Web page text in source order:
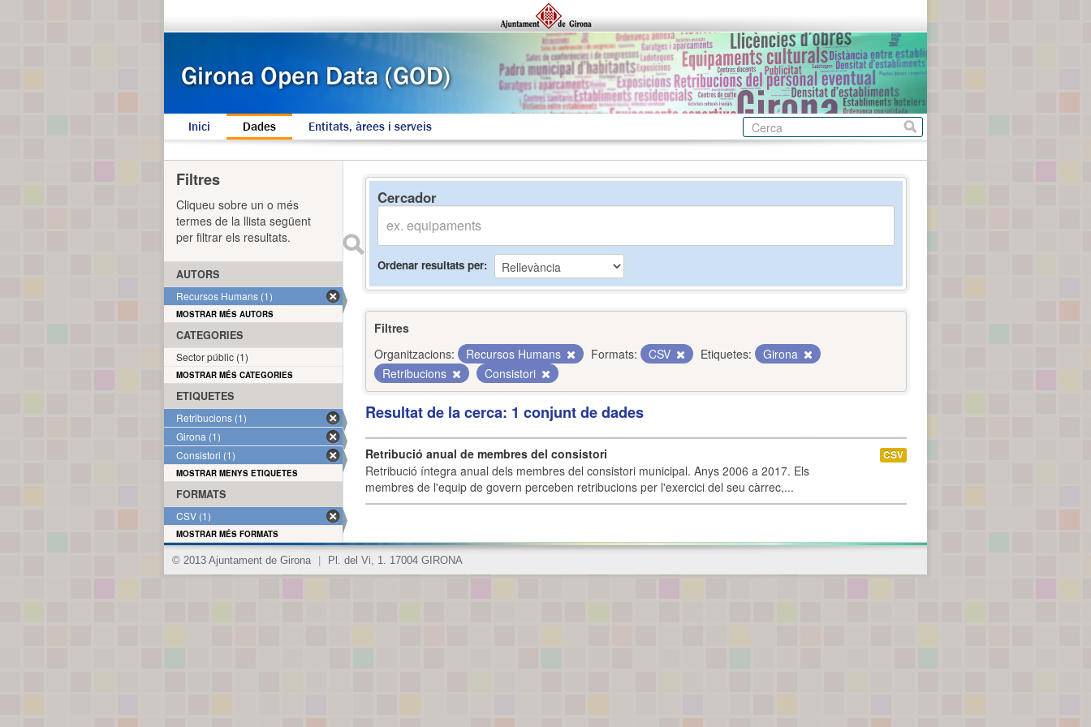
Inici Dades Entitats, àrees i serveis
Cercador
Ordenar resultats per
Filtres
Organitzacions:
Recursos Humans Formats: CSV Etiquetes:
Girona
Retribucions
Consistori
Resultat de la cerca: 1 conjunt de dades
Retribució anual de membres del consistori
Retribució íntegra anual dels membres del consistori municipal. Anys 2006 a 2017. Els
membres de l'equip de govern perceben retribucions per l'exercici del seu càrrec,...
CSV
Filtres
Cliqueu sobre un o més
termes de la llista següent
per filtrar els resultats.
AUTORS
Recursos Humans (1)
MOSTRAR MÉS AUTORS
CATEGORIES
Sector públic (1)
MOSTRAR MÉS CATEGORIES
ETIQUETES
Retribucions (1)
Girona (1)
Consistori (1)
MOSTRAR MENYS ETIQUETES
FORMATS
CSV (1)
MOSTRAR MÉS FORMATS
© 2013 Ajuntament de Girona Pl. del Vi, 1. 17004 GIRONA